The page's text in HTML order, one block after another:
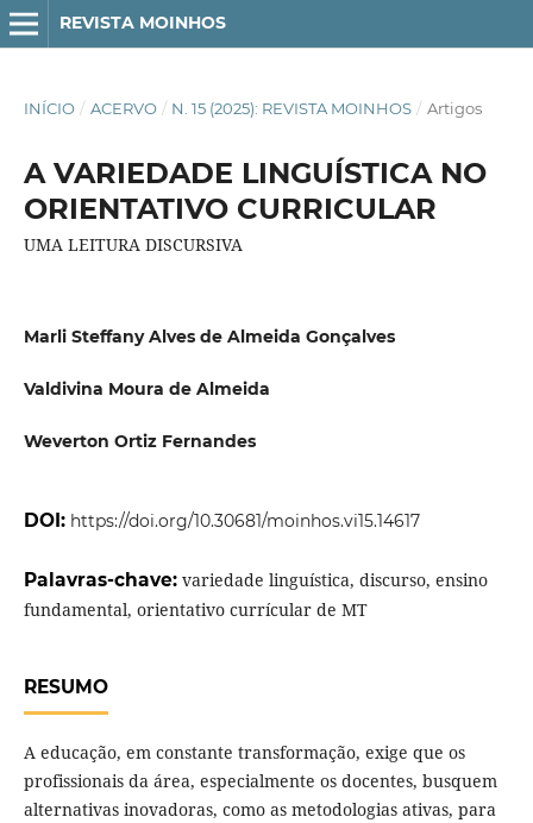
REVISTA MOINHOS
INÍCIO / ACERVO / N. 15 (2025): REVISTA MOINHOS / Artigos
A VARIEDADE LINGUÍSTICA NO
ORIENTATIVO CURRICULAR
UMA LEITURA DISCURSIVA
Marli Steffany Alves de Almeida Gonçalves
Valdivina Moura de Almeida
Weverton Ortiz Fernandes
DOI: https://doi.org/10.30681/moinhos.vi15.14617
Palavras-chave: variedade linguística, discurso, ensino
fundamental, orientativo currícular de MT
RESUMO
A educação, em constante transformação, exige que os
profissionais da área, especialmente os docentes, busquem
alternativas inovadoras, como as metodologias ativas, para